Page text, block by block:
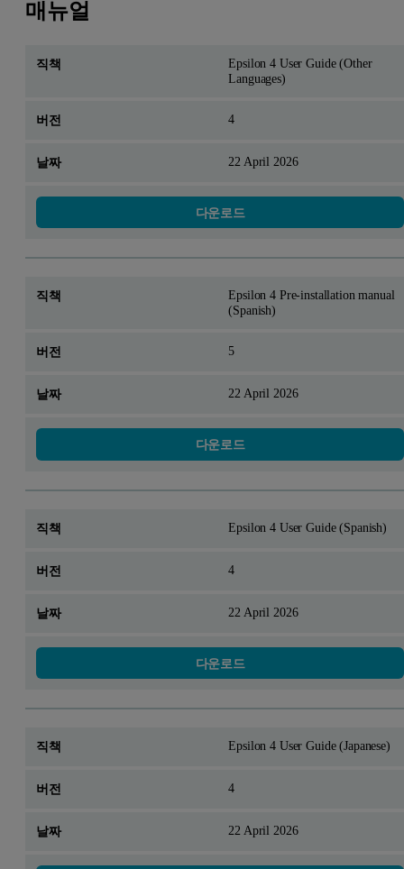
매뉴얼
Epsilon 4 User Guide (Other
Languages)
4
22 April 2026
다운로드
Epsilon 4 Pre-installation manual
(Spanish)
5
22 April 2026
다운로드
Epsilon 4 User Guide (Spanish)
4
22 April 2026
다운로드
Epsilon 4 User Guide (Japanese)
4
22 April 2026